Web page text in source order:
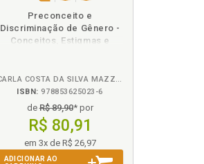
eBook
na
B.V.
Preconceito e
Discriminação de Gênero -
Conceitos, Estigmas e
Conduta Social
CARLA COSTA DA SILVA MAZZEO
ISBN: 978853625023-6
deR$ 89,90* por
R$ 80,91
em 3x de R$ 26,97
ADICIONAR AO